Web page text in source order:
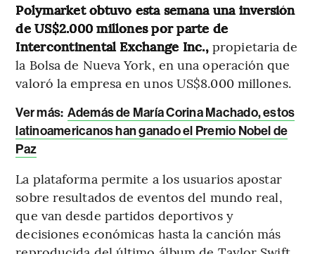
Polymarket obtuvo esta semana una inversión
de US$2.000 millones por parte de
Intercontinental Exchange Inc.,propietaria de
la Bolsa de Nueva York, en una operación que
valoró la empresa en unos US$8.000 millones.
Ver más: Además de María Corina Machado, estos
latinoamericanos han ganado el Premio Nobel de
Paz
La plataforma permite a los usuarios apostar
sobre resultados de eventos del mundo real,
que van desde partidos deportivos y
decisiones económicas hasta la canción más